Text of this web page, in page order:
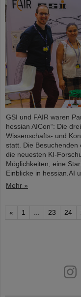
GSI und FAIR waren
hessian AICon“: Die
Wissenschafts- und
statt. Die
die neuesten KI-
Möglichkeiten, eine
Einblicke in hessian.AI
Mehr »
« 1 23 24
youtube